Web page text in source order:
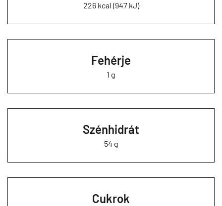
226 kcal (947 kJ)
Fehérje
1 g
Szénhidrát
54 g
Cukrok